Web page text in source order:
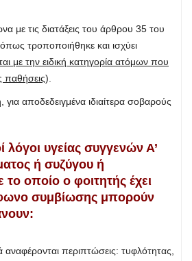
με τις διατάξεις του άρθρου 35 του
τροποποιήθηκε και ισχύει
με την ειδική κατηγορία ατόμων που
).
αποδεδειγμένα ιδιαίτερα σοβαρούς
λόγοι υγείας συγγενών Α’
ή συζύγου ή
οποίο ο φοιτητής έχει
συμβίωσης μπορούν
αναφέρονται περιπτώσεις: τυφλότητας,